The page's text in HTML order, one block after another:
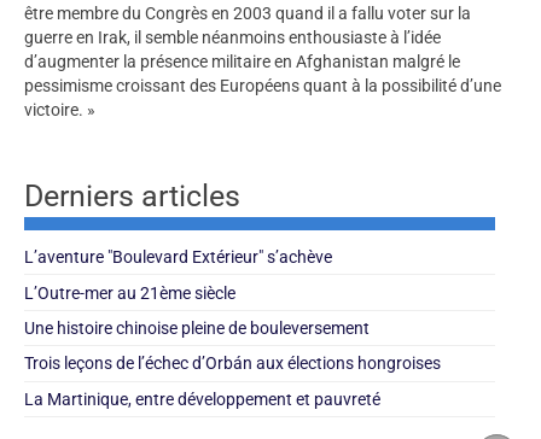
être membre du Congrès en 2003 quand il a fallu voter sur la
guerre en Irak, il semble néanmoins enthousiaste à l’idée
d’augmenter la présence militaire en Afghanistan malgré le
pessimisme croissant des Européens quant à la possibilité d’une
victoire. »
Derniers articles
L’aventure "Boulevard Extérieur" s’achève
L’Outre-mer au 21ème siècle
Une histoire chinoise pleine de bouleversement
Trois leçons de l’échec d’Orbán aux élections hongroises
La Martinique, entre développement et pauvreté